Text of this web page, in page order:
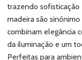
para
qualquer
ambiente
trazendo sofisticação
madeira são
combinam elegância
da iluminação e um
Perfeitas para